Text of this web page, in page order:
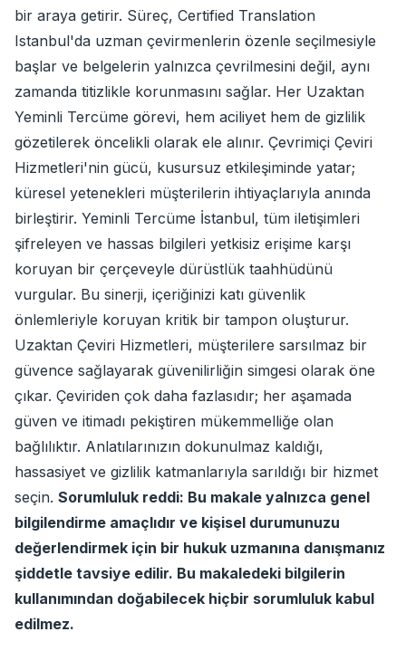
bir araya getirir. Süreç, Certified Translation
Istanbul'da uzman çevirmenlerin özenle seçilmesiyle
başlar ve belgelerin yalnızca çevrilmesini değil, aynı
zamanda titizlikle korunmasını sağlar. Her Uzaktan
Yeminli Tercüme görevi, hem aciliyet hem de gizlilik
gözetilerek öncelikli olarak ele alınır. Çevrimiçi Çeviri
Hizmetleri'nin gücü, kusursuz etkileşiminde yatar;
küresel yetenekleri müşterilerin ihtiyaçlarıyla anında
birleştirir. Yeminli Tercüme İstanbul, tüm iletişimleri
şifreleyen ve hassas bilgileri yetkisiz erişime karşı
koruyan bir çerçeveyle dürüstlük taahhüdünü
vurgular. Bu sinerji, içeriğinizi katı güvenlik
önlemleriyle koruyan kritik bir tampon oluşturur.
Uzaktan Çeviri Hizmetleri, müşterilere sarsılmaz bir
güvence sağlayarak güvenilirliğin simgesi olarak öne
çıkar. Çeviriden çok daha fazlasıdır; her aşamada
güven ve itimadı pekiştiren mükemmelliğe olan
bağlılıktır. Anlatılarınızın dokunulmaz kaldığı,
hassasiyet ve gizlilik katmanlarıyla sarıldığı bir hizmet
seçin. Sorumluluk reddi: Bu makale yalnızca genel
bilgilendirme amaçlıdır ve kişisel durumunuzu
değerlendirmek için bir hukuk uzmanına danışmanız
şiddetle tavsiye edilir. Bu makaledeki bilgilerin
kullanımından doğabilecek hiçbir sorumluluk kabul
edilmez.